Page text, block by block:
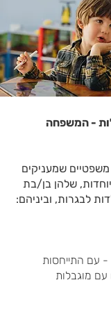
- המשפחה
משפטיים שמעניקים
שלהן בן/בת
לבגרות, וביניהם:
- עם התייחסות
עם מוגבלות